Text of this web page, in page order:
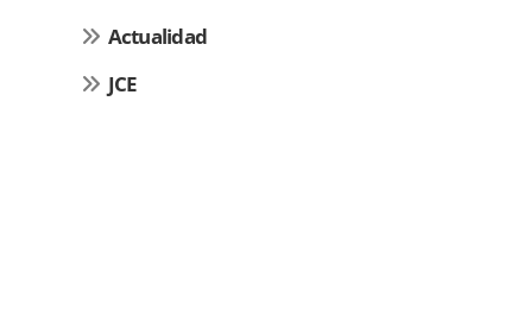
Actualidad
JCE